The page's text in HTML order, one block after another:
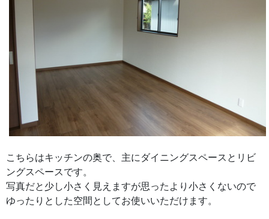
こちらはキッチンの奥で、主にダイニングスペースとリビ
ングスペースです。
写真だと少し小さく見えますが思ったより小さくないので
ゆったりとした空間としてお使いいただけます。